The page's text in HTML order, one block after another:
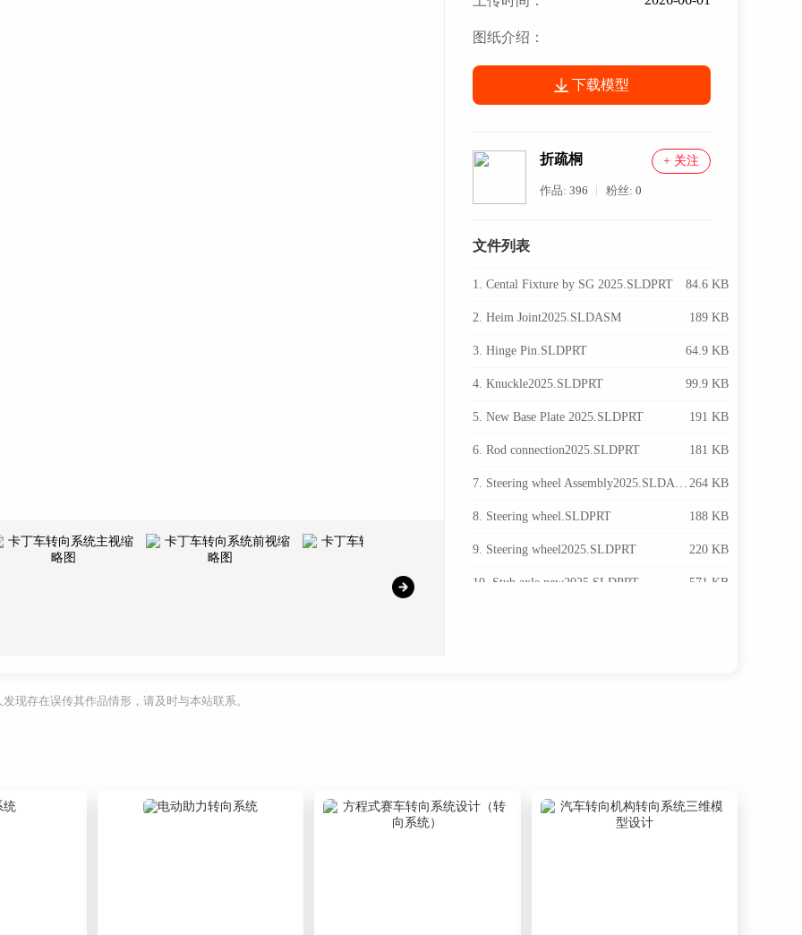
图纸介绍：
下载模型
折疏桐
作品:396 粉丝:0
+ 关注
文件列表
1. Cental Fixture by SG 2025.SLDPRT 84.6 KB
2. Heim Joint2025.SLDASM 189 KB
3. Hinge Pin.SLDPRT 64.9 KB
4. Knuckle2025.SLDPRT 99.9 KB
5. New Base Plate 2025.SLDPRT 191 KB
6. Rod connection2025.SLDPRT 181 KB
7. Steering wheel Assembly2025.SLDASM 264 KB
8. Steering wheel.SLDPRT 188 KB
9. Steering wheel2025.SLDPRT 220 KB
10. Stub axle new2025.SLDPRT 571 KB
17. 三维总图.png 118 KB
现存在误传其作品情形，请及时与本站联系。